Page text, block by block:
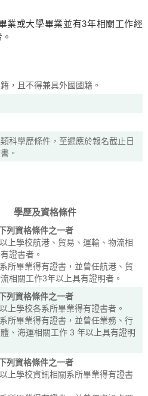
業或大學畢業並有3年相關工作經
，且不得兼具外國國籍。
科學歷條件，至遲應於報名截止日
。
學歷及資格條件
列資格條件之一者
上學校航港、貿易、運輸、物流相
證書者。
所畢業得有證書，並曾任航港、貿
相關工作3年以上具有證明者。
列資格條件之一者
上學校各系所畢業得有證書者。
所畢業得有證書，並曾任業務、行
、海運相關工作 3 年以上具有證明
列資格條件之一者
上學校資訊相關系所畢業得有證書